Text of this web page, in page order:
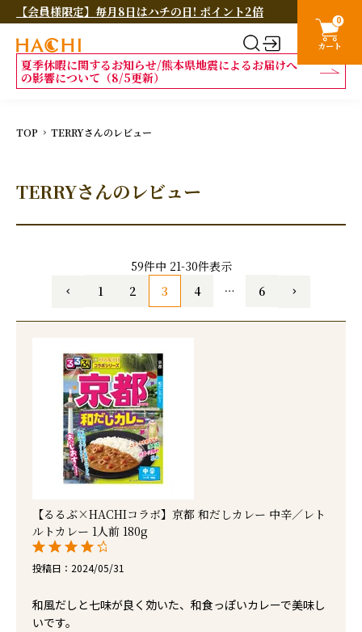
【会員様限定】毎月8日はハチの日! ポイント2倍
夏季休暇に関するお知らせ/熊本県地震によるお届けへ
の影響について（8/5更新）
0
カート
TOP TERRYさんのレビュー
TERRYさんのレビュー
59件中 21-30件表示
1
2 3 4 … 6
【るるぶ×HACHIコラボ】京都 和だしカレー 中辛／レト
ルトカレー 1人前 180g
投稿日 2024/05/31
和風だしと七味が良く効いた、和食っぽいカレーで美味し
いです。